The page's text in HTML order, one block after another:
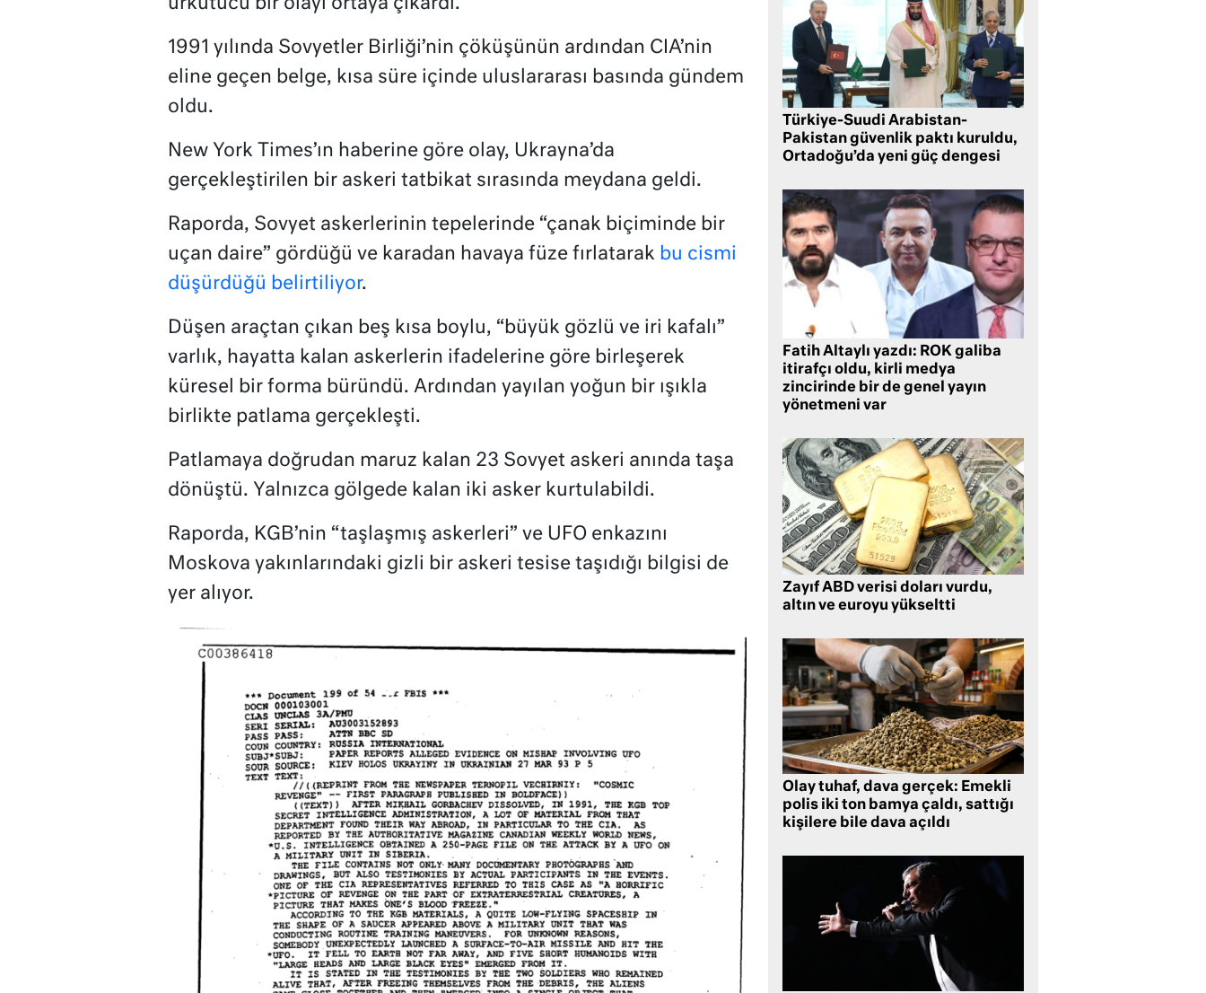
ürkütücü bir olayı ortaya çıkardı.
1991 yılında Sovyetler Birliği’nin çöküşünün ardından CIA’nin
eline geçen belge, kısa süre içinde uluslararası basında gündem
oldu.
New York Times’ın haberine göre olay, Ukrayna’da
gerçekleştirilen bir askeri tatbikat sırasında meydana geldi.
Raporda, Sovyet askerlerinin tepelerinde “çanak biçiminde bir
uçan daire” gördüğü ve karadan havaya füze fırlatarak bu cismi
düşürdüğü belirtiliyor.
Düşen araçtan çıkan beş kısa boylu, “büyük gözlü ve iri kafalı”
varlık, hayatta kalan askerlerin ifadelerine göre birleşerek
küresel bir forma büründü. Ardından yayılan yoğun bir ışıkla
birlikte patlama gerçekleşti.
Patlamaya doğrudan maruz kalan 23 Sovyet askeri anında taşa
dönüştü. Yalnızca gölgede kalan iki asker kurtulabildi.
Raporda, KGB’nin “taşlaşmış askerleri” ve UFO enkazını
Moskova yakınlarındaki gizli bir askeri tesise taşıdığı bilgisi de
yer alıyor.
Türkiye-Suudi Arabistan-
Pakistan güvenlik paktı kuruldu,
Ortadoğu’da yeni güç dengesi
Fatih Altaylı yazdı: ROK galiba
itirafçı oldu, kirli medya
zincirinde bir de genel yayın
yönetmeni var
Zayıf ABD verisi doları vurdu,
altın ve euroyu yükseltti
Olay tuhaf, dava gerçek: Emekli
polis iki ton bamya çaldı, sattığı
kişilere bile dava açıldı